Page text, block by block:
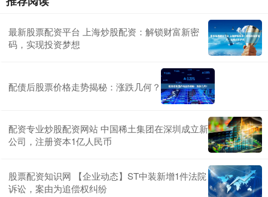
最新股票配资平台 上海炒股配资：解锁财富新密
码，实现投资梦想
配债后股票价格走势揭秘：涨跌几何？
配资专业炒股配资网站 中国稀土集团在深圳成立新
公司，注册资本1亿人民币
股票配资知识网 【企业动态】ST中装新增1件法院
诉讼，案由为追偿权纠纷